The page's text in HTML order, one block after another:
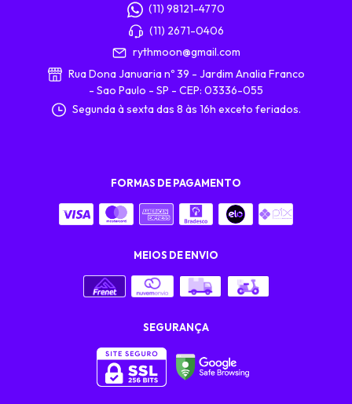
(11) 98121-4770
(11) 2671-0406
rythmoon@gmail.com
Rua Dona Januaria nº 39 - Jardim Analia Franco
- Sao Paulo - SP - CEP: 03336-055
Segunda à sexta das 8 às 16h exceto feriados.
FORMAS DE PAGAMENTO
MEIOS DE ENVIO
SEGURANÇA